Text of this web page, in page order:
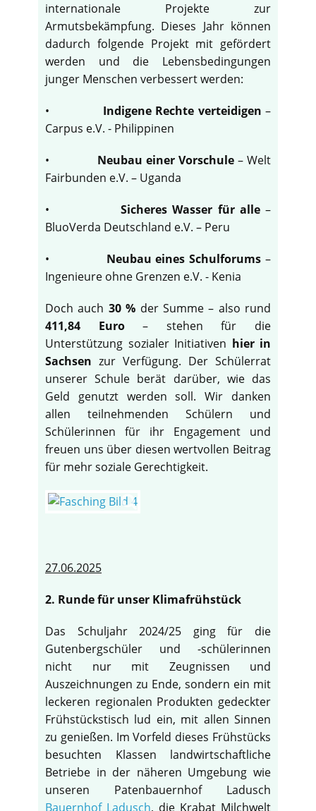
internationale Projekte zur
Armutsbekämpfung. Dieses Jahr können
dadurch folgende Projekt mit gefördert
werden und die Lebensbedingungen
junger Menschen verbessert werden:
• Indigene Rechte verteidigen –
Carpus e.V. - Philippinen
• Neubau einer Vorschule – Welt
Fairbunden e.V. – Uganda
•Sicheres Wasser für alle–
BluoVerda Deutschland e.V. – Peru
• Neubau eines Schulforums –
Ingenieure ohne Grenzen e.V. - Kenia
Doch auch 30 % der Summe – also rund
411,84 Euro– stehen für die
Unterstützung sozialer Initiativen hier in
Sachsen zur Verfügung. Der Schülerrat
unserer Schule berät darüber, wie das
Geld genutzt werden soll. Wir danken
allen teilnehmenden Schülern und
Schülerinnen für ihr Engagement und
freuen uns über diesen wertvollen Beitrag
für mehr soziale Gerechtigkeit.
27.06.2025
2. Runde für unser Klimafrühstück
Das Schuljahr 2024/25 ging für die
Gutenbergschüler und -schülerinnen
nicht nur mit Zeugnissen und
Auszeichnungen zu Ende, sondern ein mit
leckeren regionalen Produkten gedeckter
Frühstückstisch lud ein, mit allen Sinnen
zu genießen. Im Vorfeld dieses Frühstücks
besuchten Klassen landwirtschaftliche
Betriebe in der näheren Umgebung wie
unseren Patenbauernhof Ladusch
Bauernhof Ladusch, die Krabat Milchwelt